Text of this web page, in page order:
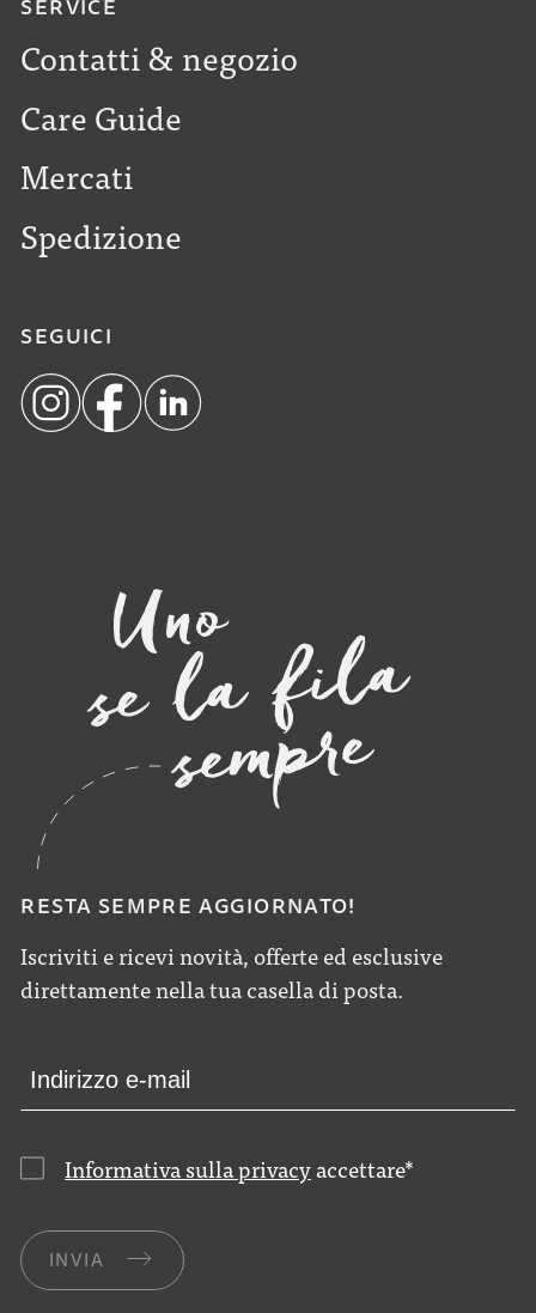
RESTA SEMPRE AGGIORNATO!
Iscriviti e ricevi novità, offerte ed esclusive
direttamente nella tua casella di posta.
Informativa sulla privacy accettare*
INVIA
SERVICE
Contatti & negozio
Care Guide
Mercati
Spedizione
SEGUICI